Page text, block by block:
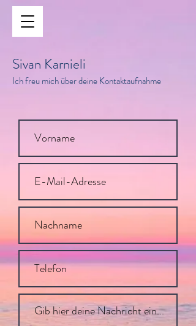
Sivan Karnieli
Ich freu mich über deine Kontaktaufnahme